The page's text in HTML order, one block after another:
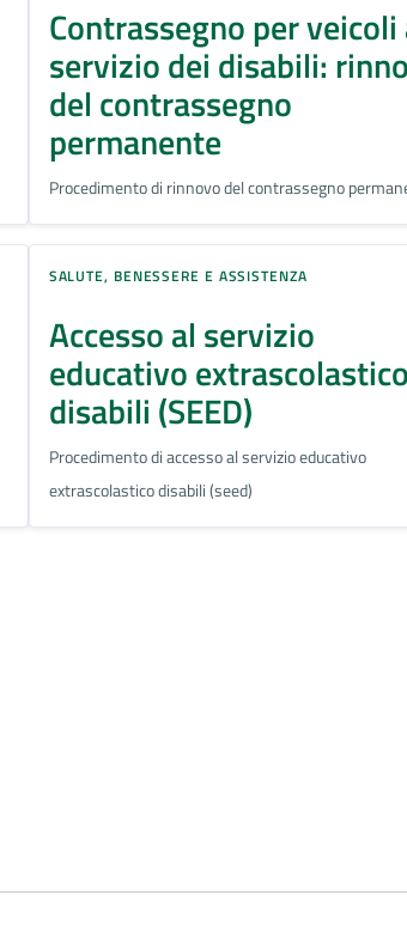
Contrassegno per veicoli
servizio dei disabili:
del contrassegno
permanente
Procedimento di rinnovo del contrassegno
SALUTE, BENESSERE E ASSISTENZA
Accesso al servizio
educativo extrascolastico
disabili (SEED)
Procedimento di accesso al servizio educativo
extrascolastico disabili (seed)